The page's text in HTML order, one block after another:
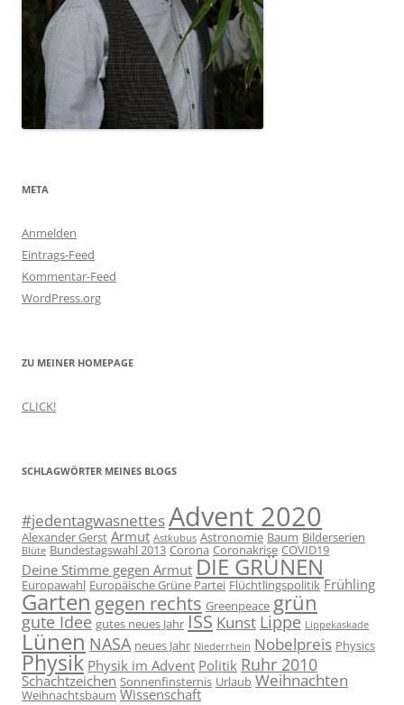
META
Anmelden
Eintrags-Feed
Kommentar-Feed
WordPress.org
ZU MEINER HOMEPAGE
CLICK!
SCHLAGWÖRTER MEINES BLOGS
#jedentagwasnettesAdvent 2020
Alexander Gerst Armut Astkubus Astronomie Baum Bilderserien
Blüte Bundestagswahl 2013 Corona Coronakrise COVID19
Deine Stimme gegen Armut DIE GRÜNEN
Europawahl Europäische Grüne Partei Flüchtlingspolitik Frühling
Garten gegen rechts Greenpeace grün
gute Idee gutes neues Jahr ISS Kunst Lippe Lippekaskade
Lünen NASA neues Jahr Niederrhein Nobelpreis Physics
Physik Physik im Advent Politik Ruhr 2010
Schachtzeichen Sonnenfinsternis Urlaub Weihnachten
Weihnachtsbaum Wissenschaft